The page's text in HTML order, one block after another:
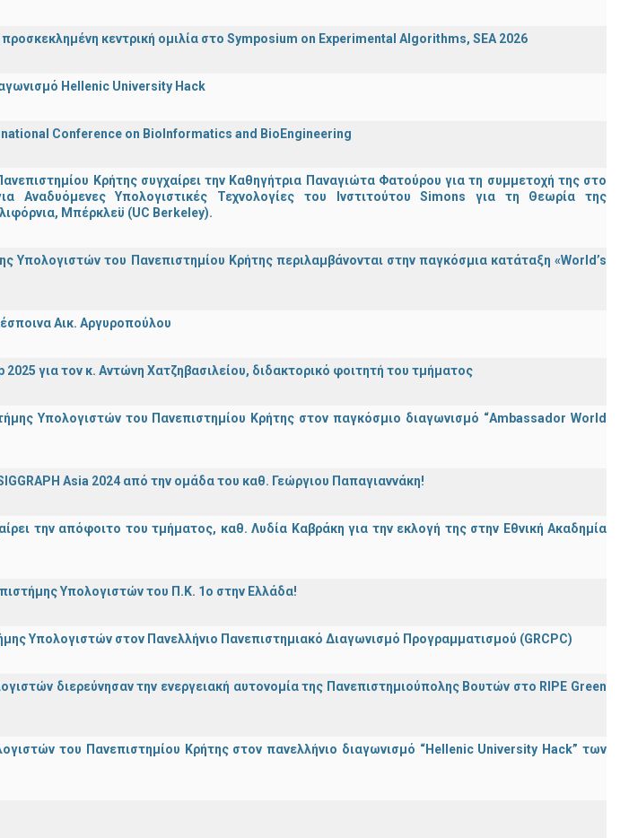
κεντρική ομιλία στο Symposium on Experimental Algorithms, SEA 2026
Hellenic University Hack
Conference on BioInformatics and BioEngineering
Κρήτης συγχαίρει την Καθηγήτρια Παναγιώτα Φατούρου για τη συμμετοχή της στο
Αναδυόμενες Υπολογιστικές Τεχνολογίες του Ινστιτούτου Simons για τη Θεωρία της
Μπέρκλεϋ (UC Berkeley).
Υπολογιστών του Πανεπιστημίου Κρήτης περιλαμβάνονται στην παγκόσμια κατάταξη «World’s
Αικ. Αργυροπούλου
για τον κ. Αντώνη Χατζηβασιλείου, διδακτορικό φοιτητή του τμήματος
Υπολογιστών του Πανεπιστημίου Κρήτης στον παγκόσμιο διαγωνισμό “Ambassador World
Asia 2024 από την ομάδα του καθ. Γεώργιου Παπαγιαννάκη!
την απόφοιτο του τμήματος, καθ. Λυδία Καβράκη για την εκλογή της στην Εθνική Ακαδημία
Υπολογιστών του Π.Κ. 1ο στην Ελλάδα!
Υπολογιστών στον Πανελλήνιο Πανεπιστημιακό Διαγωνισμό Προγραμματισμού (GRCPC)
διερεύνησαν την ενεργειακή αυτονομία της Πανεπιστημιούπολης Βουτών στο RIPE Green
του Πανεπιστημίου Κρήτης στον πανελλήνιο διαγωνισμό “Hellenic University Hack” των